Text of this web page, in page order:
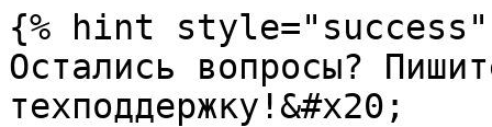
{% hint style="success"
Остались вопросы?
техподдержку!&#x20;